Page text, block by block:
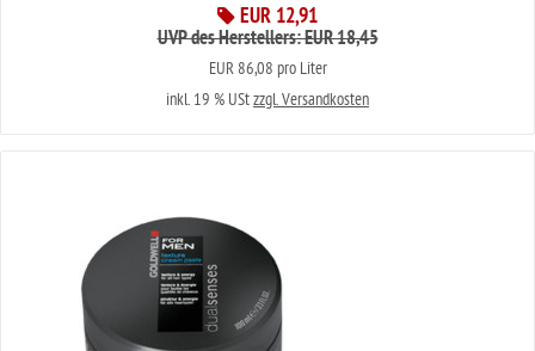
EUR 12,91
UVP des Herstellers: EUR 18,45
EUR 86,08 pro Liter
inkl. 19 % UStzzgl. Versandkosten